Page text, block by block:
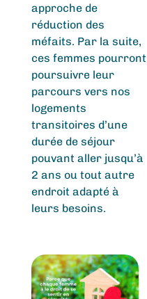
approche de
réduction des
méfaits. Par la suite,
ces femmes pourront
poursuivre leur
parcours vers nos
logements
transitoires d’une
durée de séjour
pouvant aller jusqu’à
2 ans ou tout autre
endroit adapté à
leurs besoins.